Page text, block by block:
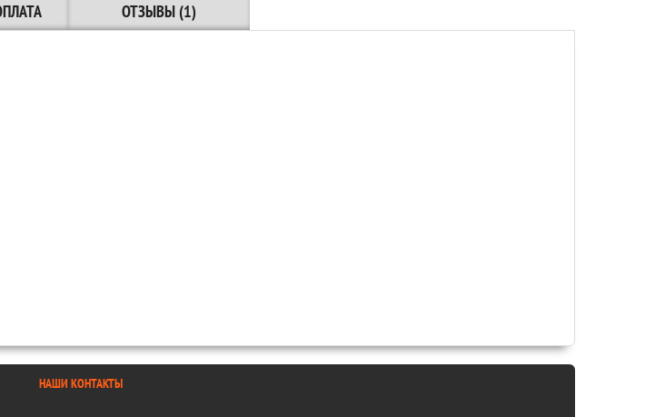
ОТЗЫВЫ (1)
НАШИ КОНТАКТЫ